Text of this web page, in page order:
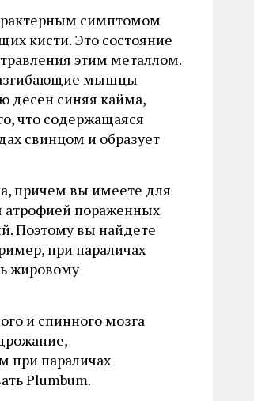
симптомом
кисти. Это состояние
этим металлом.
мышцы
десен синяя кайма,
что содержащаяся
свинцом и образует
причем вы имеете для
атрофией пораженных
Поэтому вы найдете
при параличах
жировому
и спинного мозга
при параличах
Plumbum.